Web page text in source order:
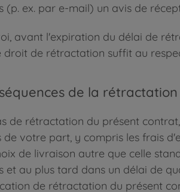
(p. ex. par e-mail) un avis de
avant l'expiration du délai de
droit de rétractation suffit au
de la rétractation
de rétractation du présent
de votre part, y compris les frais
de livraison autre que celle
et au plus tard dans un délai de
de rétractation du présent